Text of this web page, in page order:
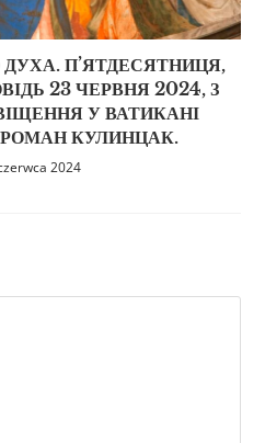
П’ЯТДЕСЯТНИЦЯ,
23 ЧЕРВНЯ 2024, З
У ВАТИКАНІ
КУЛИНЦАК.
2024